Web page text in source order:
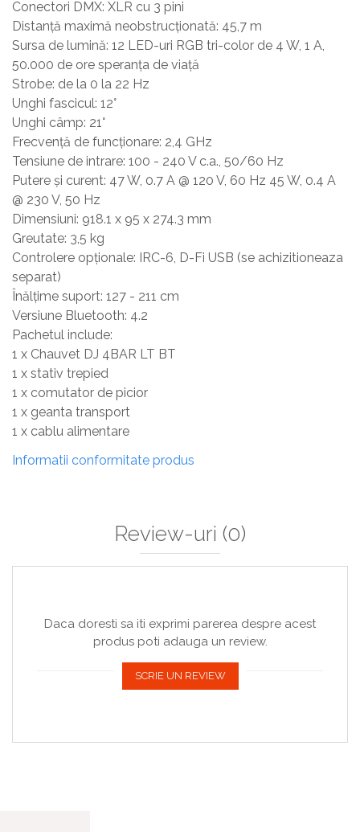
Conectori DMX: XLR cu 3 pini
Distanță maximă neobstrucționată: 45,7 m
Sursa de lumină: 12 LED-uri RGB tri-color de 4 W, 1 A,
50.000 de ore speranța de viață
Strobe: de la 0 la 22 Hz
Unghi fascicul: 12°
Unghi câmp: 21°
Frecvență de funcționare: 2,4 GHz
Tensiune de intrare: 100 - 240 V c.a., 50/60 Hz
Putere și curent: 47 W, 0.7 A @ 120 V, 60 Hz 45 W, 0.4 A
@ 230 V, 50 Hz
Dimensiuni: 918.1 x 95 x 274.3 mm
Greutate: 3,5 kg
Controlere opționale: IRC-6, D-Fi USB (se achizitioneaza
separat)
Înălțime suport: 127 - 211 cm
Versiune Bluetooth: 4.2
Pachetul include:
1 x Chauvet DJ 4BAR LT BT
1 x stativ trepied
1 x comutator de picior
1 x geanta transport
1 x cablu alimentare
Informatii conformitate produs
Review-uri (0)
Daca doresti sa iti exprimi parerea despre acest
produs poti adauga un review.
SCRIE UN REVIEW